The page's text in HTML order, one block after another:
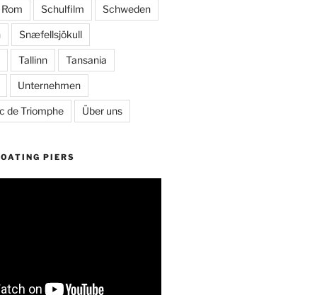
Rom Schulfilm Schweden
Snæfellsjökull
Tallinn Tansania
Unternehmen
de Triomphe Über uns
PIERS